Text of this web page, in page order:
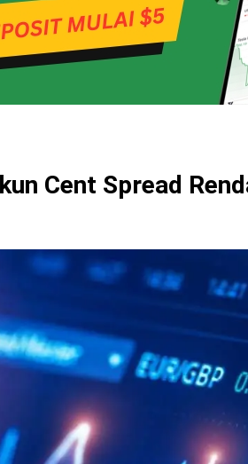
Cent Spread